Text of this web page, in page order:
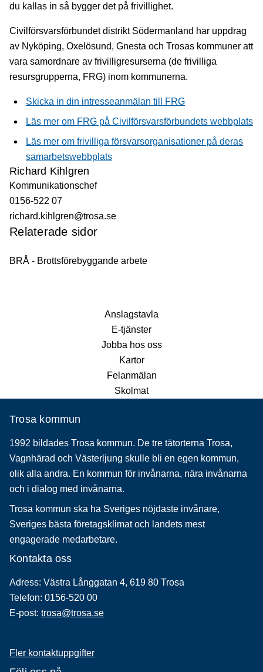
du kallas in så bygger det på frivillighet.
Civilförsvarsförbundet distrikt Södermanland har uppdrag
av Nyköping, Oxelösund, Gnesta och Trosas kommuner att
vara samordnare av frivilligresurserna (de frivilliga
resursgrupperna, FRG) inom kommunerna.
Skicka in din intresseanmälan till FRG
Läs mer om FRG på Civilförsvarsförbundets webbplats
Läs mer om frivilliga försvarsorganisationer på deras
samarbetswebbplats
Richard Kihlgren
Kommunikationschef
0156-522 07
richard.kihlgren@trosa.se
Relaterade sidor
BRÅ - Brottsförebyggande arbete
Anslagstavla
E-tjänster
Jobba hos oss
Kartor
Felanmälan
Skolmat
Trosa kommun
1992 bildades Trosa kommun. De tre tätorterna Trosa,
Vagnhärad och Västerljung skulle bli en egen kommun,
olik alla andra. En kommun för invånarna, nära invånarna
och i dialog med invånarna.
Trosa kommun ska ha Sveriges nöjdaste invånare,
Sveriges bästa företagsklimat och landets mest
engagerade medarbetare.
Kontakta oss
Adress: Västra Långgatan 4, 619 80 Trosa
Telefon: 0156-520 00
E-post: trosa@trosa.se
Fler kontaktuppgifter